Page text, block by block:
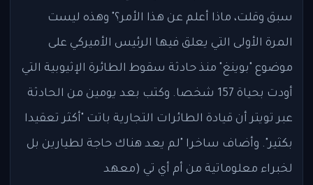
سبق وقلت، ماذا أعلم عن هذا الأمر؟" وهذه ليست
المرة الأولى التي يعلق فيها الرئيس الأميركي على
موضوع "بوينغ" منذ حادثة سقوط الطائرة الإثيوبية التي
أودت بحياة 157 شخصا. وكتب بعد يومين من الحادثة
عبر تويتر أن قيادة الطائرات التجارية باتت "أكثر تعقيدا
بكثير". وأضاف ساخرا "لم يعد هناك حاجة لطيارين بل
لخبراء معلوماتية من أم أي تي (معهد